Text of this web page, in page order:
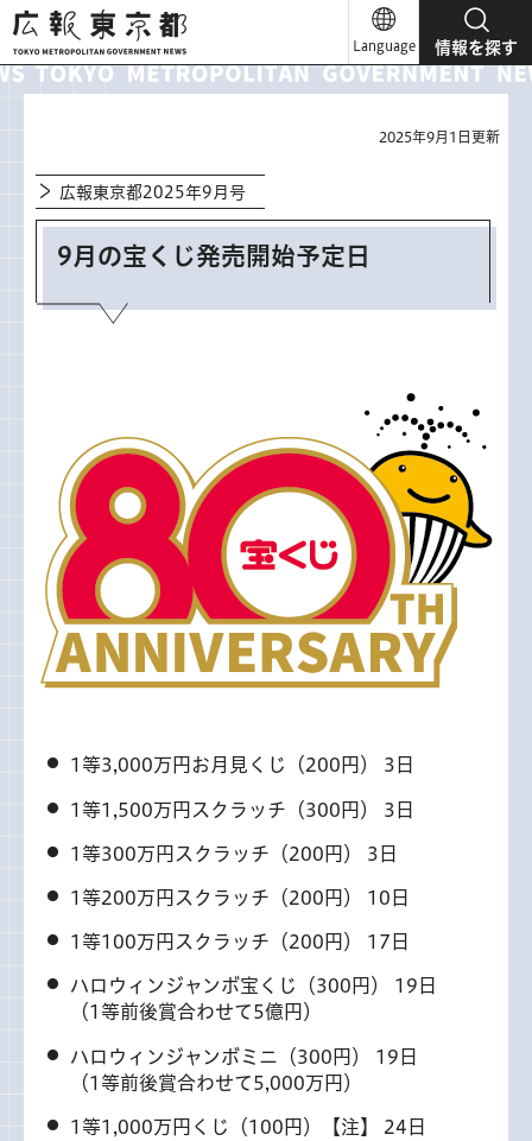
広報東京都
Language 情報を探す
2025年9月1日更新
広報東京都2025年9月号
9月の宝くじ発売開始予定日
1等3,000万円お月見くじ（200円） 3日
1等1,500万円スクラッチ（300円） 3日
1等300万円スクラッチ（200円） 3日
1等200万円スクラッチ（200円） 10日
1等100万円スクラッチ（200円） 17日
ハロウィンジャンボ宝くじ（300円） 19日
（1等前後賞合わせて5億円）
ハロウィンジャンボミニ（300円） 19日
（1等前後賞合わせて5,000万円）
1等1,000万円くじ（100円）【注】 24日